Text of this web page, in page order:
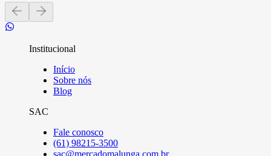
Institucional
Início
Sobre nós
Blog
SAC
Fale conosco
(61) 98215-3500
sac@mercadomalunga.com.br